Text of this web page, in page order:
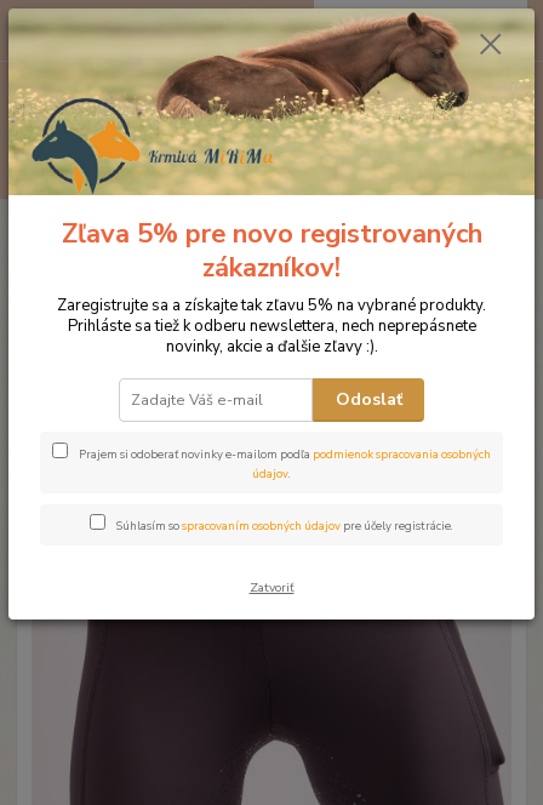
Menu
0ks
za0 €
Značka oblečenia MONTAR ZĽAVY!
Jazdecké nohavice
MONTAR legíny SELENA
MONTAR legíny SELENA
Zľava 5% pre novo registrovaných
zákazníkov!
Zaregistrujte sa a získajte tak zľavu 5% na vybrané produkty.
Prihláste sa tiež k odberu newslettera, nech neprepásnete
novinky, akcie a ďalšie zľavy :).
Odoslať
Prajem si odoberať novinky e-mailom podľa podmienok spracovania osobných
údajov.
Súhlasím sospracovaním osobných údajov pre účely registrácie.
Zatvoriť